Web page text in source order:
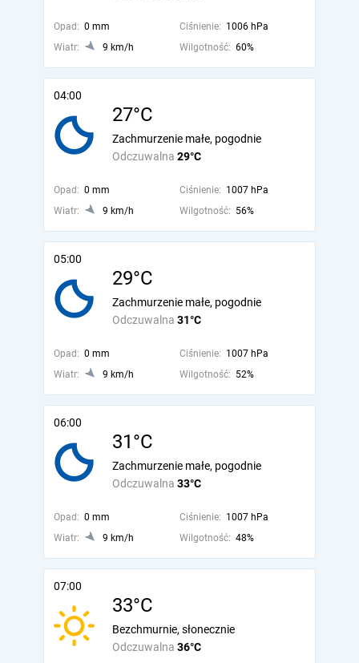
Opad: 0 mm Ciśnienie: 1006 hPa
Wiatr:
9 km/h Wilgotność: 60%
04:00
27°C
Odczuwalna 29°C
Zachmurzenie małe, pogodnie
Opad: 0 mm Ciśnienie: 1007 hPa
Wiatr:
9 km/h Wilgotność: 56%
05:00
29°C
Odczuwalna 31°C
Zachmurzenie małe, pogodnie
Opad: 0 mm Ciśnienie: 1007 hPa
Wiatr:
9 km/h Wilgotność: 52%
06:00
31°C
Odczuwalna 33°C
Zachmurzenie małe, pogodnie
Opad: 0 mm Ciśnienie: 1007 hPa
Wiatr:
9 km/h Wilgotność: 48%
07:00
33°C
Odczuwalna 36°C
Bezchmurnie, słonecznie